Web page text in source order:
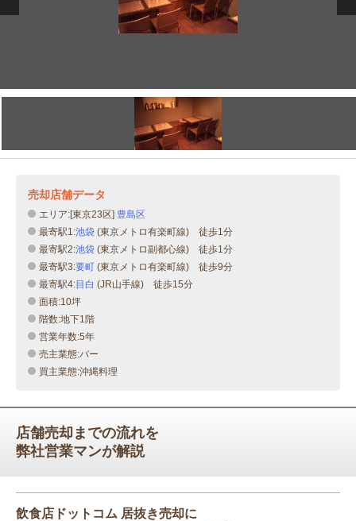
売却店舗データ
エリア:[東京23区] 豊島区
最寄駅1:池袋 (東京メトロ有楽町線) 徒歩1分
最寄駅2:池袋 (東京メトロ副都心線) 徒歩1分
最寄駅3:要町 (東京メトロ有楽町線) 徒歩9分
最寄駅4:目白 (JR山手線) 徒歩15分
面積:10坪
階数:地下1階
営業年数:5年
売主業態:バー
買主業態:沖縄料理
店舗売却までの流れを
弊社営業マンが解説
飲食店ドットコム 居抜き売却に